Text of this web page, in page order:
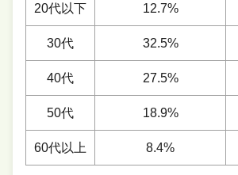
20代以下 12.7%
30代 32.5%
40代 27.5%
50代 18.9%
60代以上 8.4%